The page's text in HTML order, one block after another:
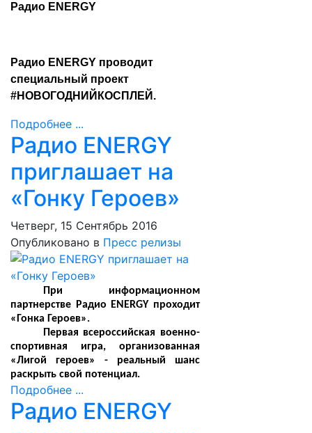
Радио ENERGY
Радио ENERGY проводит
специальный проект
#НОВОГОДНИЙКОСПЛЕЙ.
Подробнее ...
Радио ENERGY
приглашает на
«Гонку Героев»
Четверг, 15 Сентябрь 2016
Опубликовано в Пресс релизы
При информационном
партнерстве Радио ENERGY проходит
«Гонка Героев».
Первая всероссийская военно-
спортивная игра, организованная
«Лигой героев» - реальный шанс
раскрыть свой потенциал.
Подробнее ...
Радио ENERGY